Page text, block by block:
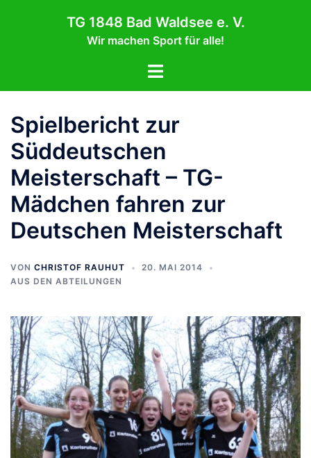
TG 1848 Bad Waldsee e. V.
Wir machen Sport für alle!
Menü
Spielbericht zur
Süddeutschen
Meisterschaft – TG-
Mädchen fahren zur
Deutschen Meisterschaft
VON CHRISTOF RAUHUT
20. MAI 2014
AUS DEN ABTEILUNGEN